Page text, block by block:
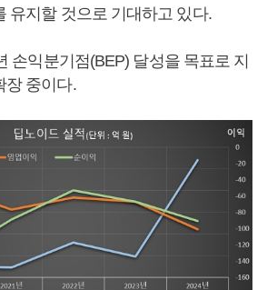
유지할 것으로 기대하고 있다.
손익분기점(BEP) 달성을 목표로 지
장 중이다.